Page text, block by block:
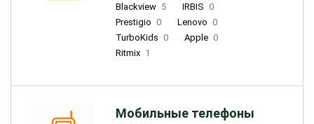
Blackview 5 IRBIS 0
Prestigio 0 Lenovo 0
TurboKids 0 Apple 0
Ritmix 1
Мобильные телефоны